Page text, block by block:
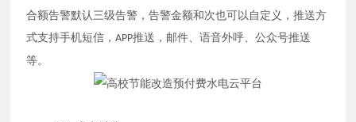
合额告警默认三级告警，告警金额和次也可以自定义，推送方
式支持手机短信，APP推送，邮件、语音外呼、公众号推送
等。